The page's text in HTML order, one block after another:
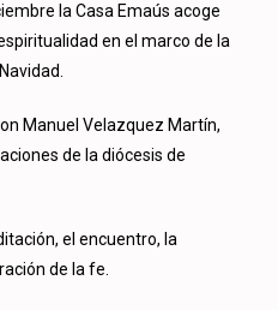
la Casa Emaús acoge
en el marco de la
Manuel Velazquez Martín,
de la diócesis de
el encuentro, la
de la fe.